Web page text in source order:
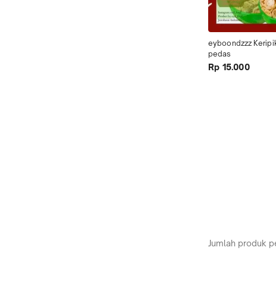
eyboondzzz
pedas
Rp 15.000
Jumlah produk